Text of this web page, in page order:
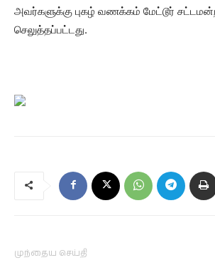
அவர்களுக்கு புகழ் வணக்கம் மேட்டூர்
செலுத்தப்பட்டது.
முந்தைய செய்தி